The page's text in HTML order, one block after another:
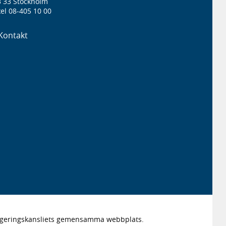
08-405 10 00
gemensamma webbplats.